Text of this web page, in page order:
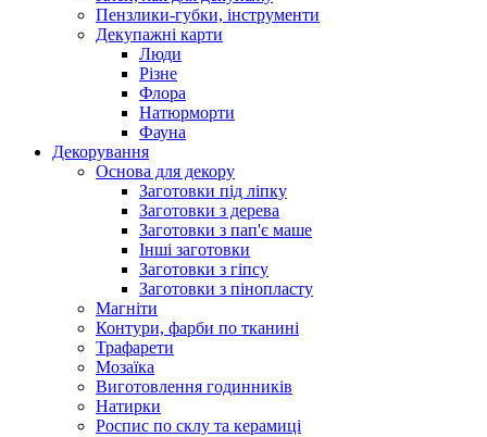
Пензлики-губки, інструменти
Декупажні карти
Люди
Різне
Флора
Натюрморти
Фауна
Декорування
Основа для декору
Заготовки під ліпку
Заготовки з дерева
Заготовки з пап'є маше
Інші заготовки
Заготовки з гіпсу
Заготовки з пінопласту
Магніти
Контури, фарби по тканині
Трафарети
Мозаїка
Виготовлення годинників
Натирки
Роспис по склу та керамиці